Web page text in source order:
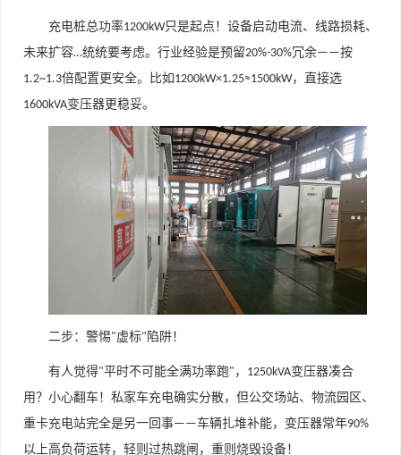
充电桩总功率1200kW只是起点！设备启动电流、线路损耗、
未来扩容…统统要考虑。行业经验是预留20%-30%冗余——按
1.2~1.3倍配置更安全。比如 1200kW×1.25≈1500kW，直接选
1600kVA变压器更稳妥。
二步：警惕"虚标" 陷阱！
有人觉得"平时不可能全满功率跑" ， 1250kVA变压器凑合
用？小心翻车！私家车充电确实分散，但公交场站、物流园区、
重卡充电站完全是另一回事——车辆扎堆补能，变压器常年90%
以上高负荷运转，轻则过热跳闸，重则烧毁设备！